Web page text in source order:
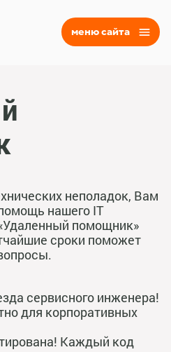
меню сайта
неполадок, Вам
нашего IT
помощник»
сроки поможет
сервисного инженера!
для корпоративных
Каждый код